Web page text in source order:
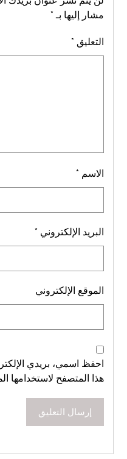
مشار إليها بـ *
التعليق *
الاسم *
البريد الإلكتروني *
الموقع الإلكتروني
احفظ اسمي، بريدي
هذا المتصفح لاستخدامها
إرسال التعليق